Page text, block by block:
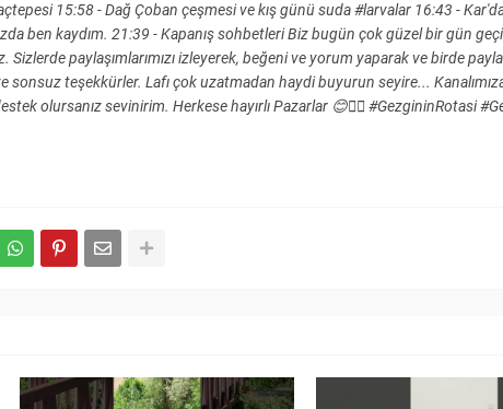
15:58 - Dağ Çoban çeşmesi ve kış günü suda #larvalar 16:43 -
ben kaydım. 21:39 - Kapanış sohbetleri Biz bugün çok güzel bir gün
paylaşımlarımızı izleyerek, beğeni ve yorum yaparak ve birde
teşekkürler. Lafı çok uzatmadan haydi buyurun seyire...
olursanız sevinirim. Herkese hayırlı Pazarlar 😊🙋‍♂️ #GezgininRotasi